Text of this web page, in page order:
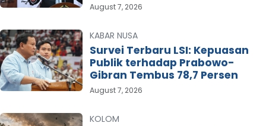
August 7, 2026
KABAR NUSA
Survei Terbaru LSI: Kepuasan
Publik terhadap Prabowo-
Gibran Tembus 78,7 Persen
August 7, 2026
KOLOM